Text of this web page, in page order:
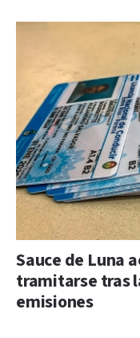
Sauce de Luna
tramitarse tras
emisiones